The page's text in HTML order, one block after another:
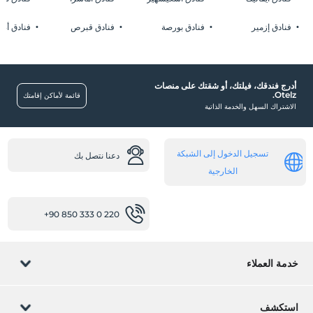
أخرى
فنادق إزمير فنادق بورصة فنادق قبرص فنادق
أدرج فندقك، فيلتك، أو شقتك على منصات
Otelz.
الاشتراك السهل والخدمة الذاتية
قائمة لأماكن إقامتك
تسجيل الدخول إلى الشبكة
الخارجية
دعنا نتصل بك
+90 850 333 0 220
خدمة العملاء
إدارة الحجز
استكشف